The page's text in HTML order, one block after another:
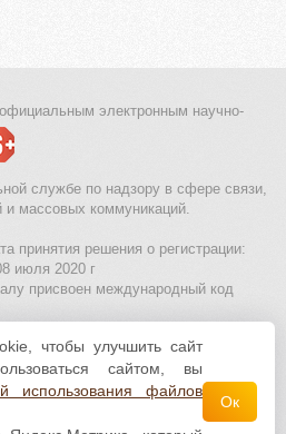
официальным электронным научно-
службе по надзору в сфере связи,
и массовых коммуникаций.
принятия решения о регистрации:
июля 2020 г
присвоен международный код
и онлайн конкурсы для детей
cookie| Политика обработки и
доступны полицензии Creative
чтобы улучшить сайт
сайтом, вы
использования файлов
Ок